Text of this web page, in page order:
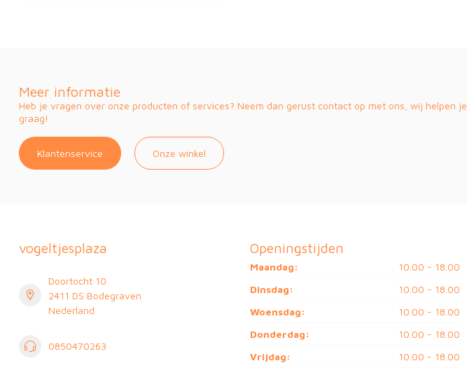
Meer informatie
Heb je vragen over onze producten of services? Neem dan gerust contact op met ons, wij helpen je
graag!
Klantenservice Onze winkel
vogeltjesplaza
Doortocht 10
2411 DS Bodegraven
Nederland
0850470263
Openingstijden
Maandag:
10.00 - 18.00
Dinsdag:
10.00 - 18.00
Woensdag:
10.00 - 18.00
Donderdag:
10.00 - 18.00
Vrijdag:
10.00 - 18.00